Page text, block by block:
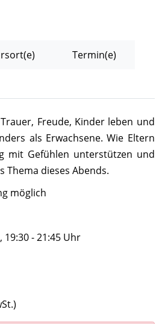
Termin(e)
Freude, Kinder leben und
als Erwachsene. Wie Eltern
mit Gefühlen unterstützen und
Thema dieses Abends.
möglich
19:30 - 21:45 Uhr